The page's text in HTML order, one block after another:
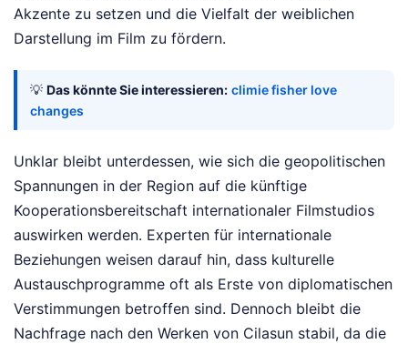
Akzente zu setzen und die Vielfalt der weiblichen
Darstellung im Film zu fördern.
💡 Das könnte Sie interessieren: climie fisher love
changes
Unklar bleibt unterdessen, wie sich die geopolitischen
Spannungen in der Region auf die künftige
Kooperationsbereitschaft internationaler Filmstudios
auswirken werden. Experten für internationale
Beziehungen weisen darauf hin, dass kulturelle
Austauschprogramme oft als Erste von diplomatischen
Verstimmungen betroffen sind. Dennoch bleibt die
Nachfrage nach den Werken von Cilasun stabil, da die